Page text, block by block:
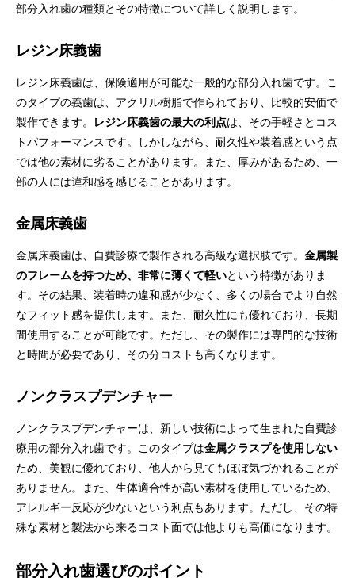
部分入れ歯の種類とその特徴について詳しく説明します。
レジン床義歯
レジン床義歯は、保険適用が可能な一般的な部分入れ歯です。こ
のタイプの義歯は、アクリル樹脂で作られており、比較的安価で
製作できます。
レジン床義歯の最大の利点は、その手軽さとコス
トパフォーマンスです。しかしながら、耐久性や装着感という点
では他の素材に劣ることがあります。また、厚みがあるため、一
部の人には違和感を感じることがあります。
金属床義歯
金属床義歯は、自費診療で製作される高級な選択肢です。 金属製
のフレームを持つため、非常に薄くて軽いという特徴がありま
す。その結果、装着時の違和感が少なく、多くの場合でより自然
なフィット感を提供します。また、耐久性にも優れており、長期
間使用することが可能です。ただし、その製作には専門的な技術
と時間が必要であり、その分コストも高くなります。
ノンクラスプデンチャー
ノンクラスプデンチャーは、新しい技術によって生まれた自費診
療用の部分入れ歯です。このタイプは金属クラスプを使用しない
ため、美観に優れており、他人から見てもほぼ気づかれることが
ありません。また、生体適合性が高い素材を使用しているため、
アレルギー反応が少ないという利点もあります。ただし、その特
殊な素材と製法から来るコスト面では他よりも高価になります。
部分入れ歯選びのポイント